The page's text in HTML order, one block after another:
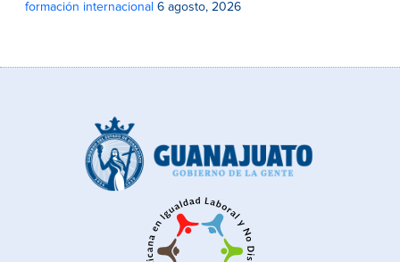
formación internacional 6 agosto, 2026